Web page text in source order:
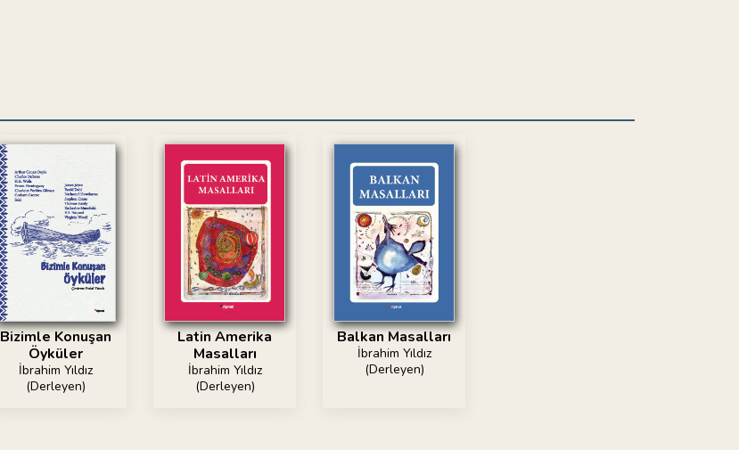
Bizimle Konuşan
Öyküler
İbrahim Yıldız
(Derleyen)
Latin Amerika
Masalları
İbrahim Yıldız
(Derleyen)
Balkan Masalları
İbrahim Yıldız
(Derleyen)